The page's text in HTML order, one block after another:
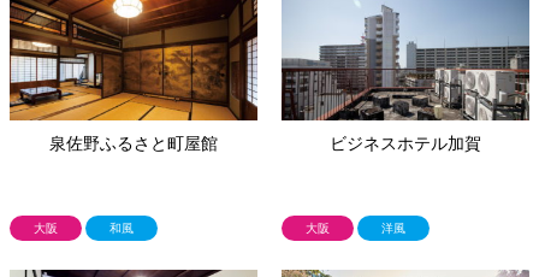
泉佐野ふるさと町屋館
大阪 和風
ビジネスホテル加賀
大阪 洋風